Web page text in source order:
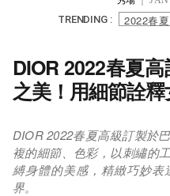
TRENDING : 2022春夏
DIOR 2022春夏
之美！用細節詮
DIOR 2022春夏高級訂製於
複的細節、色彩，以刺繡的
縛身體的美感，精緻巧妙
界。